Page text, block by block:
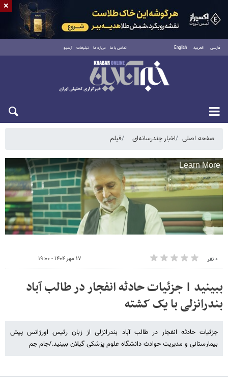
فارسی العربية English تماس با ما درباره ما تبلیغات آرشیو
جمعه ۱۶ مرداد ۱۴۰۵
صفحه اصلی اخبار چندرسانه‌ای فیلم
۰ نفر ۱۷ مهر ۱۴۰۴ - ۱۹:۰۰
ببینید | جزئیات حادثه انفجار در طالب آباد
بندرانزلی با یک کشته
جزئیات حادثه انفجار در طالب آباد بندرانزلی از زبان رئیس اورژانس پیش
بیمارستانی و مدیریت حوادث دانشگاه علوم پزشکی گیلان ببینید./جام جم
×